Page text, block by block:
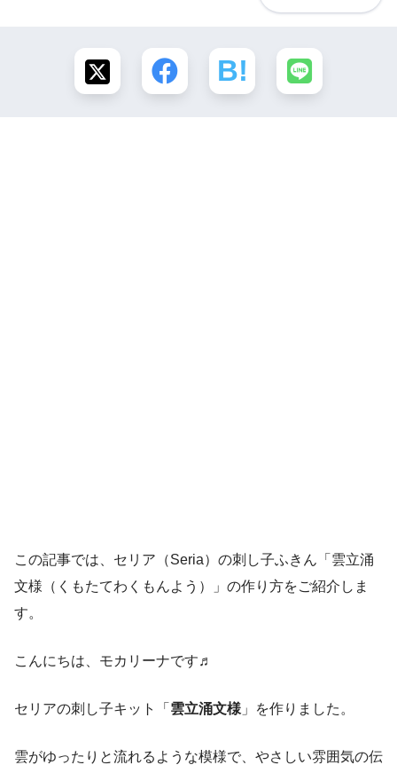
この記事では、セリア（Seria）の刺し子ふきん「雲立涌
文様（くもたてわくもんよう）」の作り方をご紹介しま
す。
こんにちは、モカリーナです♬
セリアの刺し子キット「 雲立涌文様 」を作りました。
雲がゆったりと流れるような模様で、やさしい雰囲気の伝